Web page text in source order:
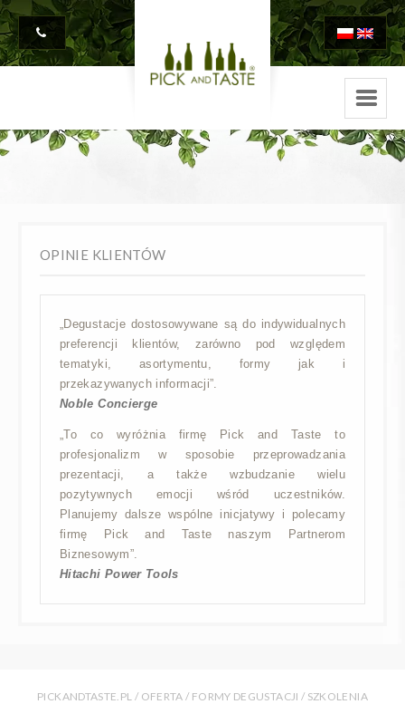
OPINIE KLIENTÓW
„Degustacje dostosowywane są do indywidualnych
preferencji klientów, zarówno pod względem
tematyki, asortymentu, formy jak i
przekazywanych informacji”.
Noble Concierge
„To co wyróżnia firmę Pick and Taste to
profesjonalizm w sposobie przeprowadzania
prezentacji, a także wzbudzanie wielu
pozytywnych emocji wśród uczestników.
Planujemy dalsze wspólne inicjatywy i polecamy
firmę Pick and Taste naszym Partnerom
Biznesowym”.
Hitachi Power Tools
PICKANDTASTE.PL / OFERTA / FORMY DEGUSTACJI / SZKOLENIA